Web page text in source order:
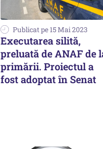
Publicat pe 15 Mai 2023
Executarea silită,
preluată de ANAF de
primării. Proiectul a
fost adoptat în Senat